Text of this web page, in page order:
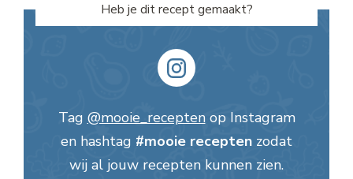
Heb je dit recept gemaakt?
Tag @mooie_receptenop Instagram
en hashtag #mooie recepten zodat
wij al jouw recepten kunnen zien.